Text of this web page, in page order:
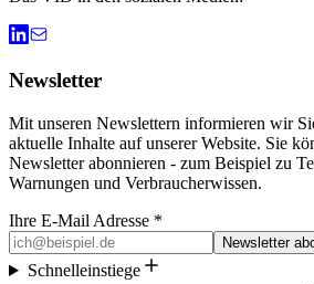
Newsletter
Mit unseren Newslettern informieren wir
aktuelle Inhalte auf unserer Website. Sie
Newsletter abonnieren - zum Beispiel zu
Warnungen und Verbraucherwissen.
Ihre E-Mail Adresse *
Newsletter
Schnelleinstiege